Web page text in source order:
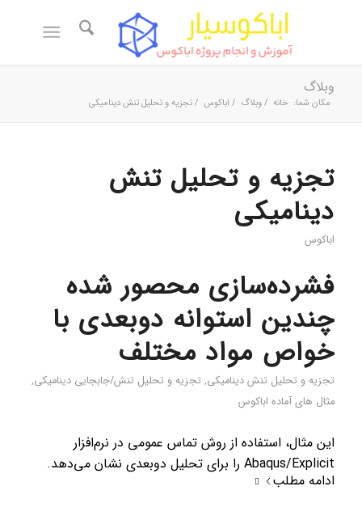
وبلاگ
مکان شما: خانه / وبلاگ / اباکوس / تجزیه و تحلیل تنش دینامیکی
تجزیه و تحلیل تنش
دینامیکی
اباکوس
فشرده‌سازی محصور شده
چندین استوانه دوبعدی با
خواص مواد مختلف
تجزیه و تحلیل تنش دینامیکی, تجزیه و تحلیل تنش/جابجایی دینامیکی,
مثال های آماده اباکوس
این مثال، استفاده از روش تماس عمومی در نرم‌افزار
Abaqus/Explicit را برای تحلیل دوبعدی نشان می‌دهد.
ادامه مطلب